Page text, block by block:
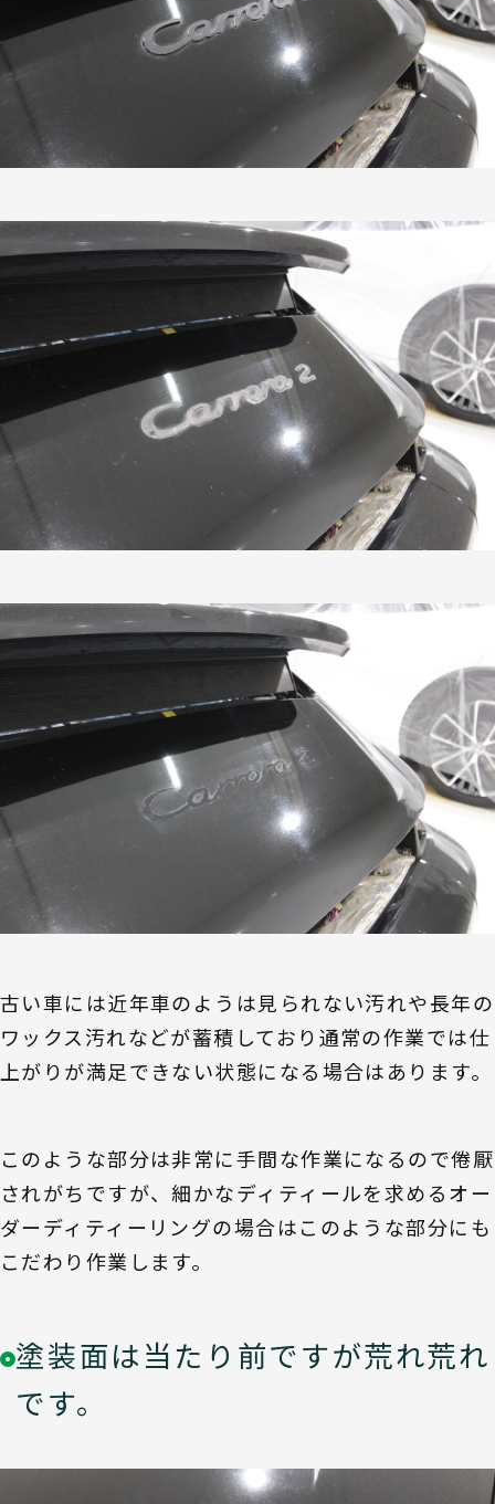
古い車には近年車のようは見られない汚れや長年の
ワックス汚れなどが蓄積しており通常の作業では仕
上がりが満足できない状態になる場合はあります。
このような部分は非常に手間な作業になるので倦厭
されがちですが、細かなディティールを求めるオー
ダーディティーリングの場合はこのような部分にも
こだわり作業します。
塗装面は当たり前ですが荒れ荒れ
です。